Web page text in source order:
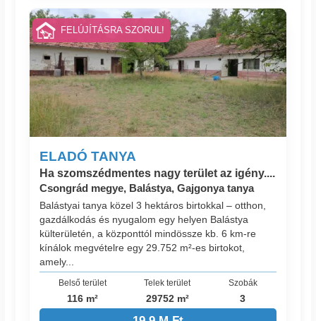
ELADÓ TANYA
Ha szomszédmentes nagy terület az igény....
Csongrád megye, Balástya, Gajgonya tanya
Balástyai tanya közel 3 hektáros birtokkal – otthon,
gazdálkodás és nyugalom egy helyen Balástya
külterületén, a központtól mindössze kb. 6 km-re
kínálok megvételre egy 29.752 m²-es birtokot,
amely...
Belső terület
116 m²
Telek terület
29752 m²
Szobák
3
FELÚJÍTÁSRA SZORUL!